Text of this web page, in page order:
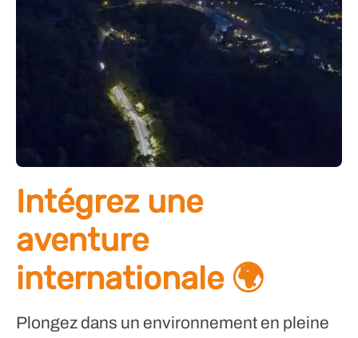
Intégrez une
aventure
internationale 🌍
Plongez dans un environnement en pleine